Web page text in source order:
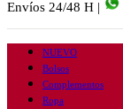
Envíos 24/48 H |
NUEVO
Bolsos
Complementos
Ropa